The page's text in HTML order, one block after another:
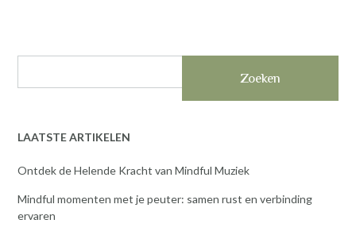
Zoeken
LAATSTE ARTIKELEN
Ontdek de Helende Kracht van Mindful Muziek
Mindful momenten met je peuter: samen rust en verbinding
ervaren